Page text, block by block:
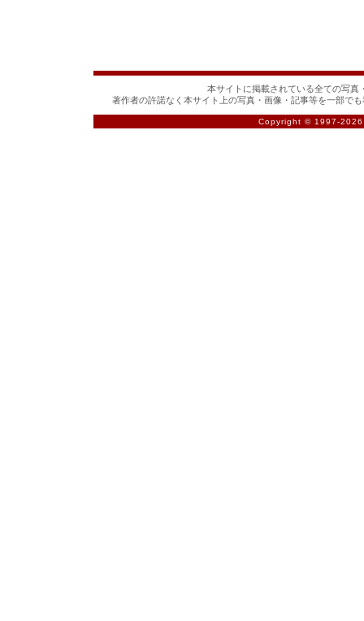
本サイトに掲載されている全ての写真
著作者の許諾なく本サイト上の写真・画像・記事等を一部で
Copyright © 1997-